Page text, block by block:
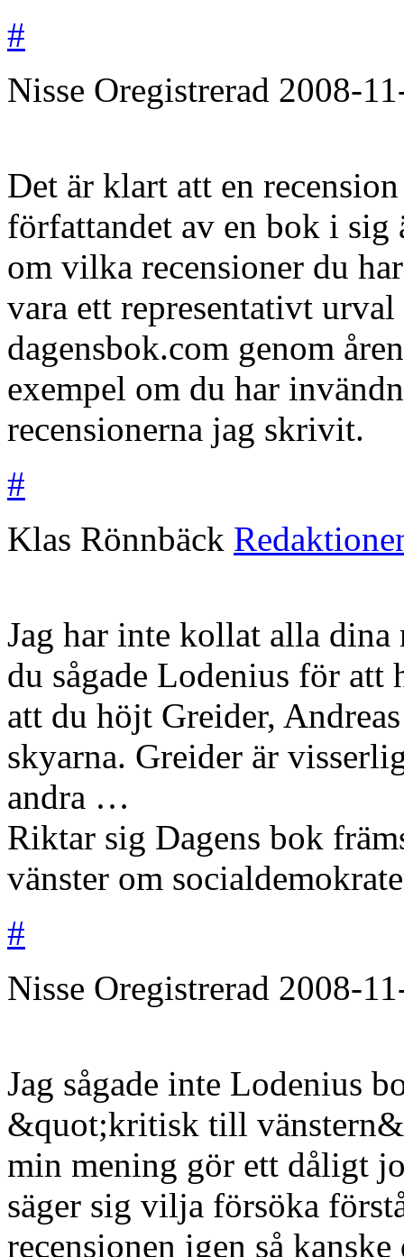
#
Nisse Oregistrerad 2008-
Det är klart att en
författandet av en bok i sig
om vilka recensioner du
vara ett representativt
dagensbok.com genom
exempel om du har
recensionerna jag skrivit.
#
Klas Rönnbäck
Jag har inte kollat alla dina
du sågade Lodenius för
att du höjt Greider,
skyarna. Greider är
andra …
Riktar sig Dagens bok
vänster om
#
Nisse Oregistrerad 2008-
Jag sågade inte Lodenius
&quot;kritisk till
min mening gör ett dåligt
säger sig vilja försöka
recensionen igen så